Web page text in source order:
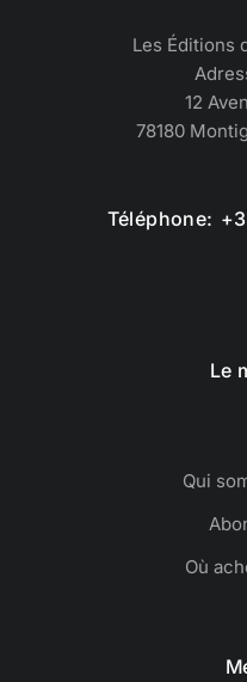
Les Éditions
12
78180
Téléphone:
Le
Qui
Où